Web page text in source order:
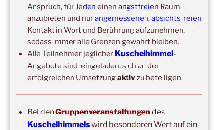
Copyright © 2017-2026
Alle Rechte vorbehalten.
Anspruch, für Jeden einen angstfreien Raum
anzubieten und nurangemessenen, absichtsfreien
Kontakt in Wort und Berührung aufzunehmen,
sodass immer alle Grenzen gewahrt bleiben.
Alle Teilnehmer jeglicher Kuschelhimmel-
Angebote sind eingeladen, sich an der
erfolgreichen Umsetzungaktivzu beteiligen.
Bei denGruppenveranstaltungen des
Kuschelhimmelswird besonderen Wert auf ein